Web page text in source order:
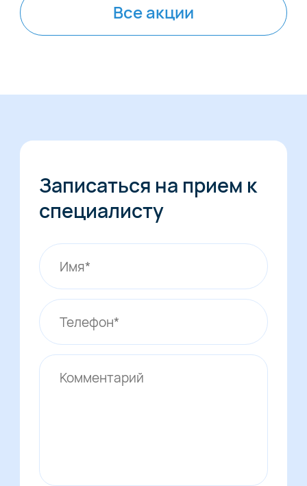
Все акции
Записаться на прием к
специалисту